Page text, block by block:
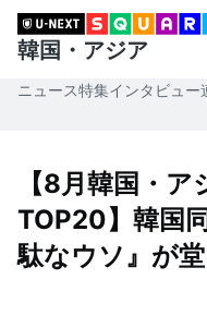
韓国・アジア
ニュース特集インタビュー
【8月韓国・
TOP20】韓国
駄なウソ』が堂